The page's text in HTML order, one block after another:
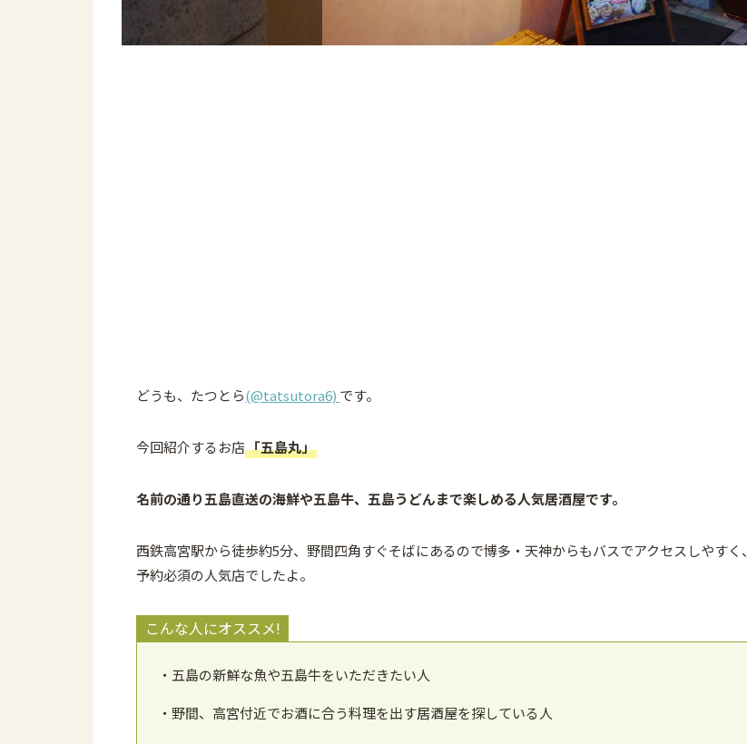
どうも、たつとら(@tatsutora6) です。
今回紹介するお店「五島丸」
名前の通り五島直送の海鮮や五島牛、五島うどんまで楽しめる人気居酒屋です。
西鉄高宮駅から徒歩約5分、野間四角すぐそばにあるので博多・天神からもバスでアクセスしやすく、
予約必須の人気店でしたよ。
こんな人にオススメ!
・五島の新鮮な魚や五島牛をいただきたい人
・野間、高宮付近でお酒に合う料理を出す居酒屋を探している人